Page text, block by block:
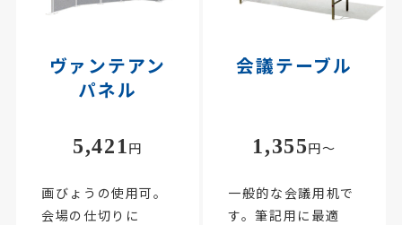
ヴァンテアン
パネル
5,421 円
画びょうの使用可。
会場の仕切りに
会議テーブル
1,355円～
一般的な会議用机で
す。筆記用に最適